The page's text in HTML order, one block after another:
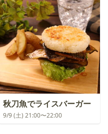
秋刀魚でライスバーガー
9/9 (土) 21:00〜22:00